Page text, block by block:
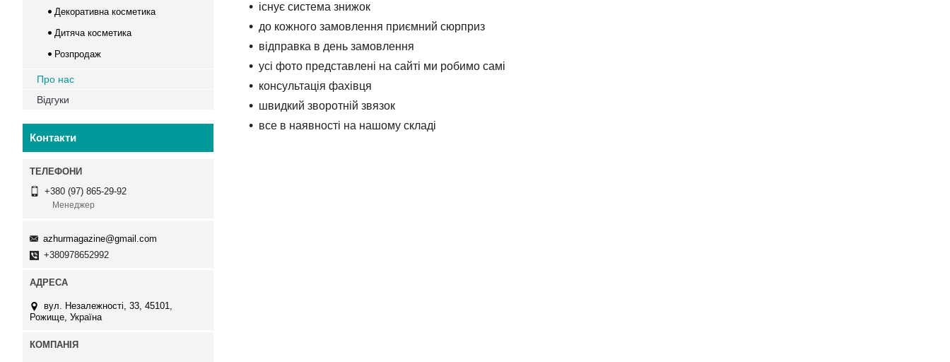
існує система знижок
до кожного замовлення приємний сюрприз
відправка в день замовлення
усі фото представлені на сайті ми робимо самі
консультація фахівця
швидкий зворотній звязок
все в наявності на нашому складі
Декоративна косметика
Дитяча косметика
Розпродаж
Про нас
Відгуки
Контакти
+380 (97) 865-29-92
Менеджер
azhurmagazine@gmail.com
+380978652992
вул. Незалежності, 33, 45101,
Рожище, Україна